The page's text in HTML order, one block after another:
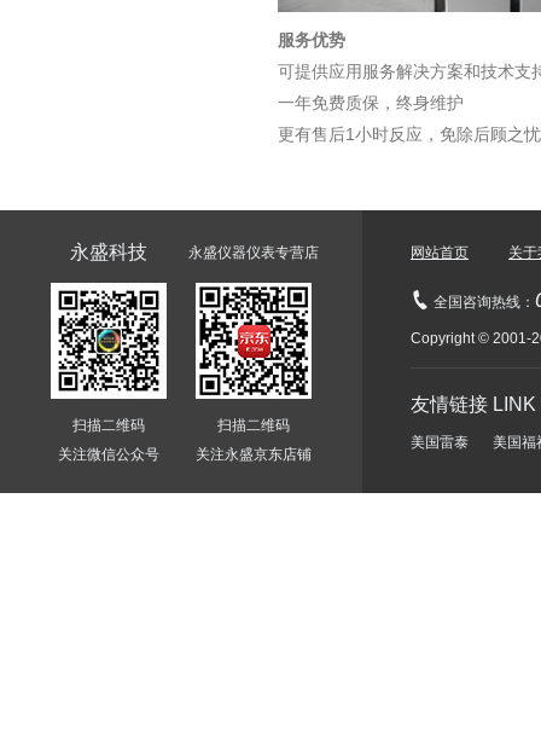
服务优势
可提供应用服务解决方案和技术支
一年免费质保，终身维护
更有售后1小时反应，免除后顾之忧
永盛科技
扫描二维码
关注微信公众号
永盛仪器仪表专营店
扫描二维码
关注永盛京东店铺
网站首页 关于
全国咨询热线：
Copyright © 2001-
友情链接 LINK
美国雷泰 美国福